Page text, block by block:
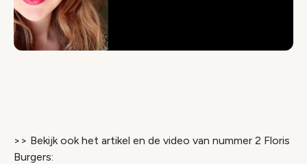
>> Bekijk ook het artikel en de video van nummer 2 Floris
Burgers: